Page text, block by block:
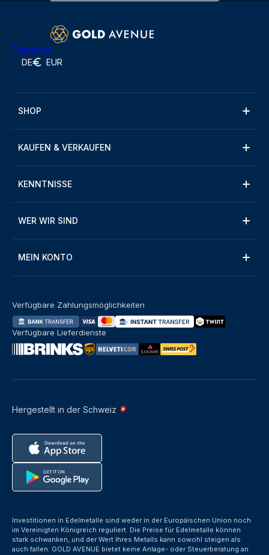
Trustpilot
DE EUR
SHOP
KAUFEN & VERKAUFEN
KENNTNISSE
WER WIR SIND
MEIN KONTO
Hergestellt in der Schweiz
Verfügbare Zahlungsmöglichkeiten
Verfügbare Lieferdienste
Investitionen in Edelmetalle sind weder in der Europäischen Union noch
im Vereinigten Königreich reguliert. Die Preise für Edelmetalle können
stark schwanken, und der Wert Ihres Metalls kann sowohl steigen als
auch fallen. GOLD AVENUE bietet keine Anlage- oder Steuerberatung an